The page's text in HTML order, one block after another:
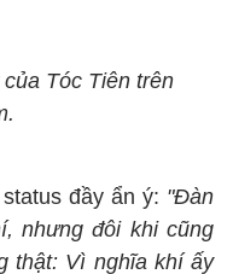
Tóc Tiên trên
đầy ẩn ý: "Đàn
nhưng đôi khi cũng
thật: Vì nghĩa khí ấy